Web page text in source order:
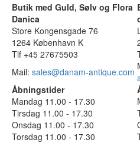
Butik med Guld, Sølv og Flora
Danica
Store Kongensgade 76
1264 København K
Tlf +45 27675503
Mail: sales@danam-antique.com
Åbningstider
Mandag 11.00 - 17.30
Tirsdag 11.00 - 17.30
Onsdag 11.00 - 17.30
Torsdag 11.00 - 17.30